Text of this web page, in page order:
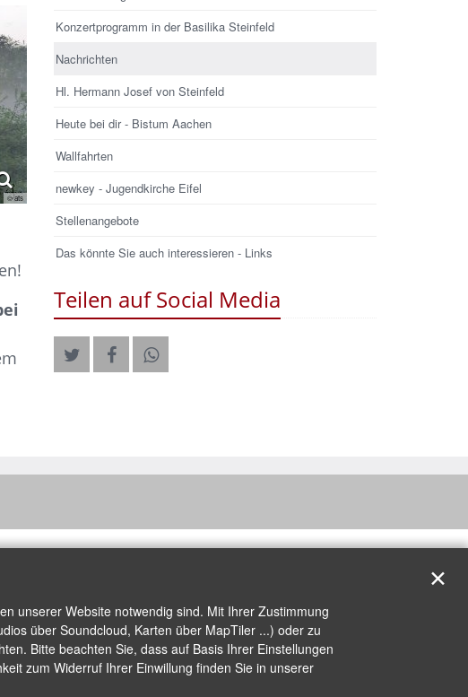
© ats
Konzertprogramm in der Basilika Steinfeld
Nachrichten
Hl. Hermann Josef von Steinfeld
Heute bei dir - Bistum Aachen
Wallfahrten
newkey - Jugendkirche Eifel
Stellenangebote
Das könnte Sie auch interessieren - Links
Teilen auf Social Media
unserer Website notwendig sind. Mit Ihrer Zustimmung
über Soundcloud, Karten über MapTiler ...) oder zu
Bitte beachten Sie, dass auf Basis Ihrer Einstellungen
zum Widerruf Ihrer Einwillung finden Sie in unserer
✕